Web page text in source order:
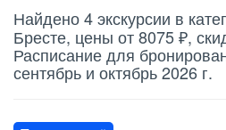
Найдено 4 экскурсии в
Бресте, цены от 8075 ₽,
Расписание для
сентябрь и октябрь 2026 г.